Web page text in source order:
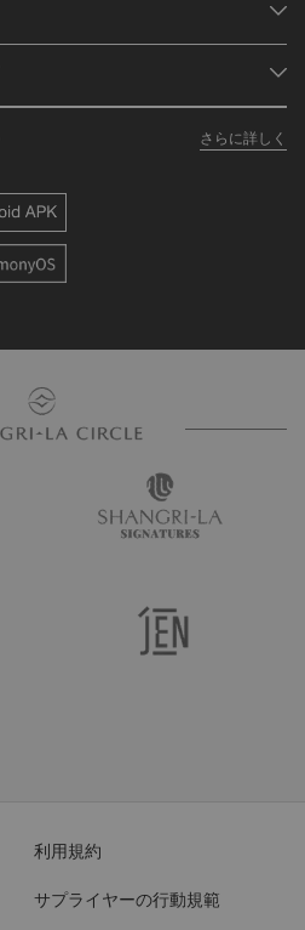
さらに詳しく
利用規約
サプライヤーの行動規範